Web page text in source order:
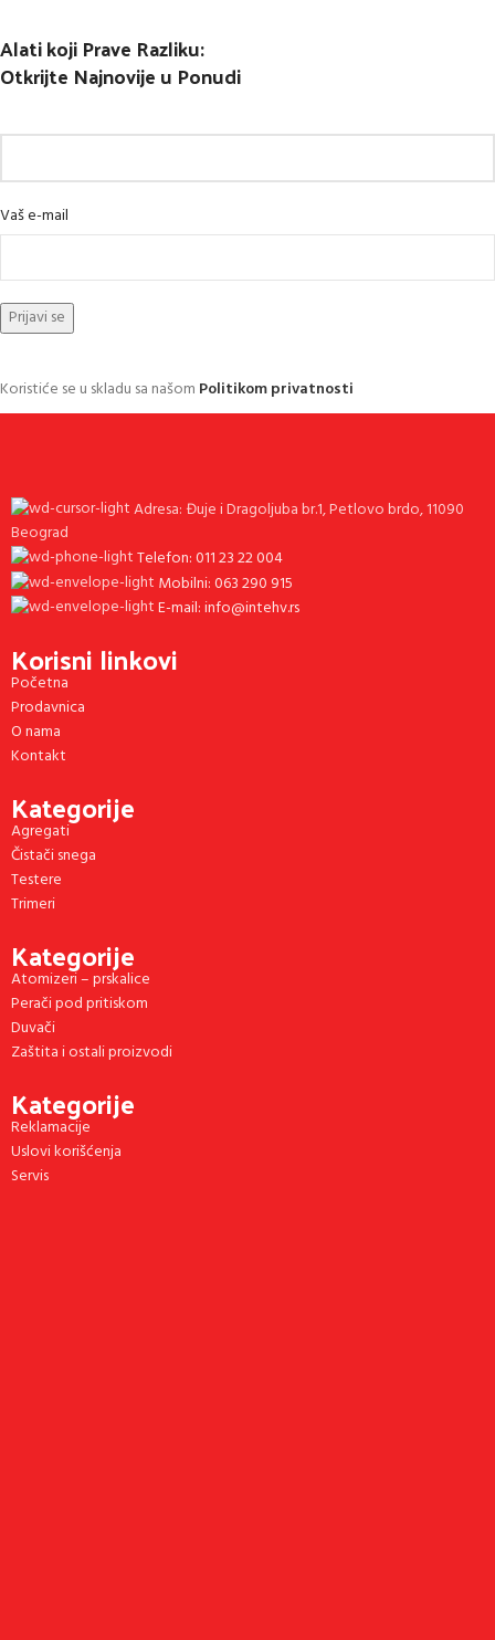
Alati koji Prave Razliku:
Otkrijte Najnovije u Ponudi
Vaš e-mail
Koristiće se u skladu sa našom Politikom privatnosti
Adresa: Đuje i Dragoljuba br.1, Petlovo brdo, 11090
Beograd
Telefon: 011 23 22 004
Mobilni: 063 290 915
E-mail: info@intehv.rs
Korisni linkovi
Početna
Prodavnica
O nama
Kontakt
Kategorije
Agregati
Čistači snega
Testere
Trimeri
Kategorije
Atomizeri – prskalice
Perači pod pritiskom
Duvači
Zaštita i ostali proizvodi
Kategorije
Reklamacije
Uslovi korišćenja
Servis